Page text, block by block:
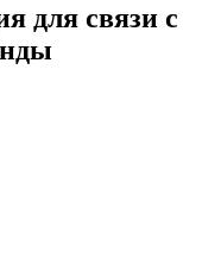
для связи с